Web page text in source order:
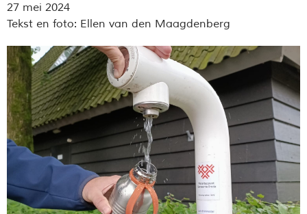
27 mei 2024
Tekst en foto: Ellen van den Maagdenberg